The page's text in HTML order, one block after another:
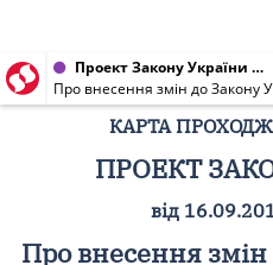
Проект Закону України від 22.02.2012 № 9168